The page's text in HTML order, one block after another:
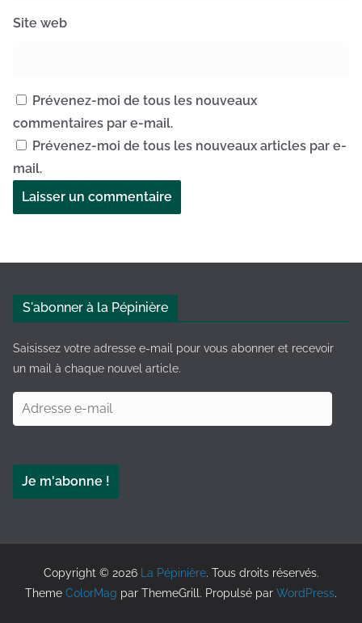
Site web
Prévenez-moi de tous les nouveaux
commentaires par e-mail.
Prévenez-moi de tous les nouveaux articles par e-
mail.
e
v
S'abonner à la Pépinière
Saisissez votre adresse e-mail pour vous abonner et recevoir
un mail à chaque nouvel article.
d
e
s
e
Je m'abonne !
Copyright © 2026 La Pépinière. Tous droits réservés.
Theme ColorMag par ThemeGrill. Propulsé par WordPress.